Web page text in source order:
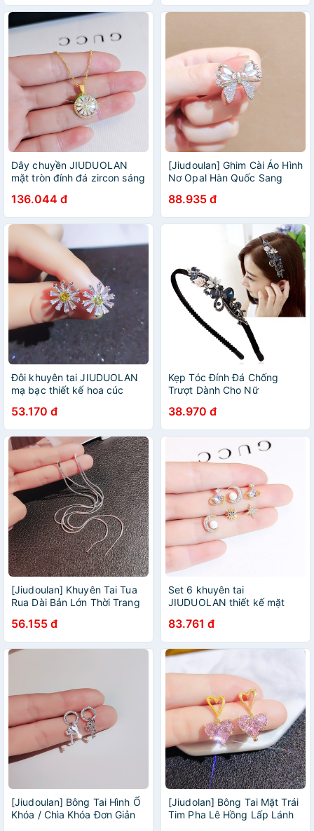
cho nữ Cho Nữ
Dây chuyền JIUDUOLAN
mặt tròn đính đá zircon sáng
cho nữ
136.044 đ
[Jiudoulan] Ghim Cài Áo Hình
Nơ Opal Hàn Quốc Sang
Bạn Nữ
88.935 đ
Đôi khuyên tai JIUDUOLAN
mạ bạc thiết kế hoa cúc
trang thanh lịch dành cho nữ
53.170 đ
Kẹp Tóc Đính Đá Chống
Trượt Dành Cho Nữ
38.970 đ
[Jiudoulan] Khuyên Tai Tua
Rua Dài Bản Lớn Thời Trang
56.155 đ
Set 6 khuyên tai
JIUDUOLAN thiết kế mặt
tạo nhỏ thời trang lấp lánh
đơn giản dành cho nữ
83.761 đ
[Jiudoulan] Bông Tai Hình Ổ
Khóa / Chìa Khóa Đơn Giản
[Jiudolan] Bông Tai Mặt Trái
Tim Pha Lê Hồng Lấp Lánh